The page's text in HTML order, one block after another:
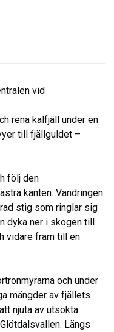
vid
rena kalfjäll under en
till fjällguldet –
följ den
kanten. Vandringen
stig som ringlar sig
dyka ner i skogen till
vidare fram till en
och under
mängder av fjällets
njuta av utsökta
Längs